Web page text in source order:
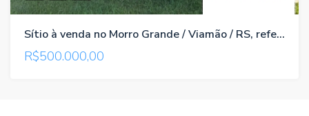
Sítio à venda no Morro Grande / Viamão / RS, referência 1066
R$500.000,00